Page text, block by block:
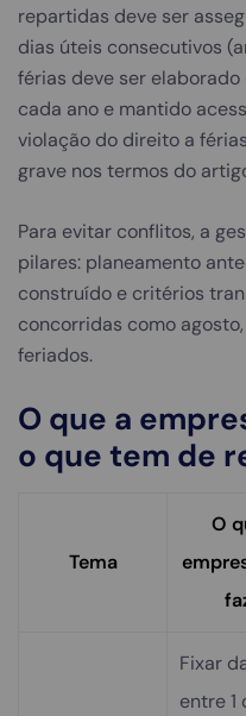
repartidas deve ser
dias úteis consecutivos
férias deve ser
cada ano e mantido
violação do direito a
grave nos termos do
Para evitar conflitos, a
pilares: planeamento
construído e critérios
concorridas como
feriados.
O que a
o que tem de
Tema
O
Fixar
entre 1